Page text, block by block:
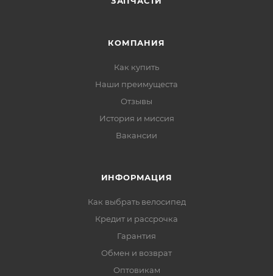
КОМПАНИЯ
Как купить
Наши преимущеста
Отзывы
История и миссия
Вакансии
ИНФОРМАЦИЯ
Как выбрать велосипед
Кредит и рассрочка
Гарантия
Обмен и возврат
Оптовикам